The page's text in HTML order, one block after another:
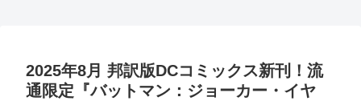
2025年8月 邦訳版DCコミックス新刊！流
通限定『バットマン：ジョーカー・イヤ